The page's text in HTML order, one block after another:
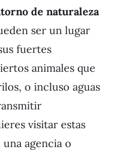
de naturaleza
ser un lugar
fuertes
animales que
o incluso aguas
visitar estas
agencia o